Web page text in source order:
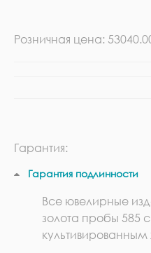
Розничная цена:
Гарантия:
Гарантия подлинности
Все ювелирные
золота пробы 585